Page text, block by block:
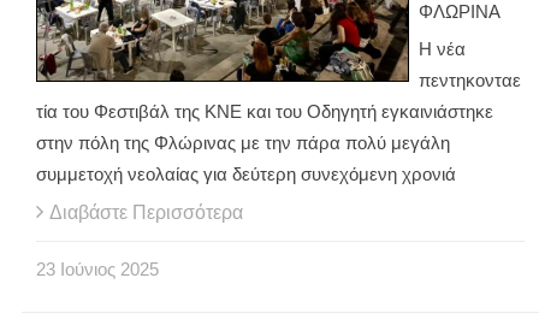
ΦΛΩΡΙΝΑ
Η νέα
πεντηκονταε
τία του Φεστιβάλ της ΚΝΕ και του Οδηγητή εγκαινιάστηκε
στην πόλη της Φλώρινας με την πάρα πολύ μεγάλη
συμμετοχή νεολαίας για δεύτερη συνεχόμενη χρονιά
Διαβάστε Περισσότερα
23 Ιούνιος 2025